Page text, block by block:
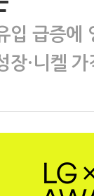
입 급증
장·니켈